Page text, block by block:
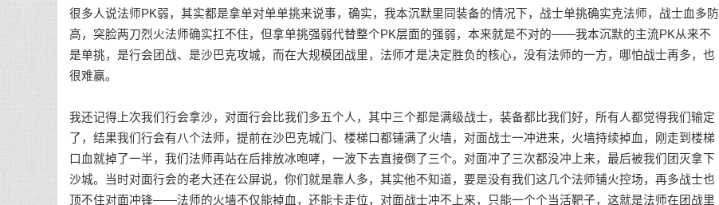
很多人说法师PK弱，其实都是拿单对单单挑来说事，确实，我本沉默里同装备的情况下，战士单挑确实克法师，战士血多防
高，突脸两刀烈火法师确实扛不住，但拿单挑强弱代替整个PK层面的强弱，本来就是不对的——我本沉默的主流PK从来不
是单挑，是行会团战、是沙巴克攻城，而在大规模团战里，法师才是决定胜负的核心，没有法师的一方，哪怕战士再多，也
很难赢。
我还记得上次我们行会拿沙，对面行会比我们多五个人，其中三个都是满级战士，装备都比我们好，所有人都觉得我们输定
了，结果我们行会有八个法师，提前在沙巴克城门、楼梯口都铺满了火墙，对面战士一冲进来，火墙持续掉血，刚走到楼梯
口血就掉了一半，我们法师再站在后排放冰咆哮，一波下去直接倒了三个。对面冲了三次都没冲上来，最后被我们团灭拿下
沙城。当时对面行会的老大还在公屏说，你们就是靠人多，其实他不知道，要是没有我们这几个法师铺火控场，再多战士也
顶不住对面冲锋——法师的火墙不仅能掉血，还能卡走位，对面战士冲不上来，只能一个个当活靶子，这就是法师在团战里